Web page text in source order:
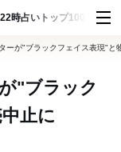
22時占い トップ100 スナッ
ーが"ブラックフェイス表現"と
"ブラック
止に